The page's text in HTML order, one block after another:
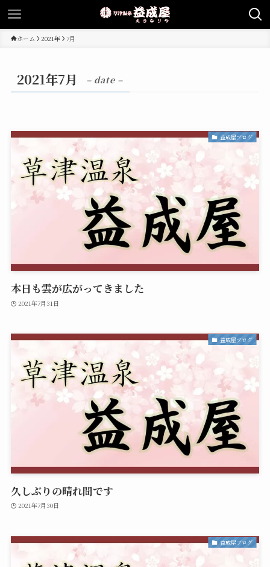
ホーム 2021年 7月
2021年7月 – date –
益成屋ブログ
本日も雲が広がってきました
2021年7月31日
益成屋ブログ
久しぶりの晴れ間です
2021年7月30日
益成屋ブログ